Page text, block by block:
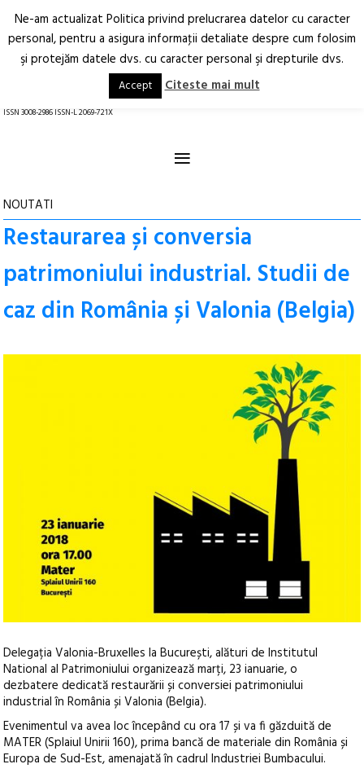
Arhitectură.
Oraș.
RO EN
ISSN 3008-2986 ISSN-L 2069-721X
≡
NOUTATI
Restaurarea și conversia
patrimoniului industrial. Studii de
caz din România și Valonia (Belgia)
Delegația Valonia-Bruxelles la București, alături de Institutul
National al Patrimoniului organizează marți, 23 ianuarie, o
dezbatere dedicată restaurării și conversiei patrimoniului
industrial în România și Valonia (Belgia).
Evenimentul va avea loc începând cu ora 17 și va fi găzduită de
MATER (Splaiul Unirii 160), prima bancă de materiale din România și
Europa de Sud-Est, amenajată în cadrul Industriei Bumbacului.
Ne-am actualizat Politica privind prelucrarea datelor cu caracter
personal, pentru a asigura informaţii detaliate despre cum folosim
şi protejăm datele dvs. cu caracter personal şi drepturile dvs.
Accept Citeste mai mult